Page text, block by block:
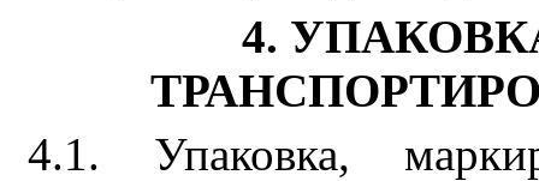
4.
4.1. Упаковка,